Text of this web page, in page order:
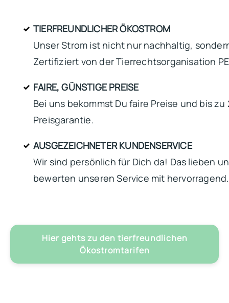
TIERFREUNDLICHER ÖKOSTROM
Unser Strom ist nicht nur nachhaltig,
Zertifiziert von der Tierrechtsorganisation
FAIRE, GÜNSTIGE PREISE
Bei uns bekommst Du faire Preise und bis
Preisgarantie.
AUSGEZEICHNETER KUNDENSERVICE
Wir sind persönlich für Dich da! Das lieben
bewerten unseren Service mit hervorragend.
Hier gehts zu den tierfreundlichen
Ökostromtarifen